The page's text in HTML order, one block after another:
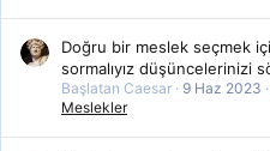
Doğru bir meslek seçmek
sormalıyız düşüncelerinizi
Başlatan Caesar 9 Haz 2023
Meslekler